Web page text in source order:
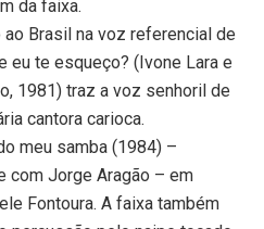
da faixa.
Brasil na voz referencial de
eu te esqueço? (Ivone Lara e
1981) traz a voz senhoril de
cantora carioca.
meu samba (1984) –
com Jorge Aragão – em
Fontoura. A faixa também